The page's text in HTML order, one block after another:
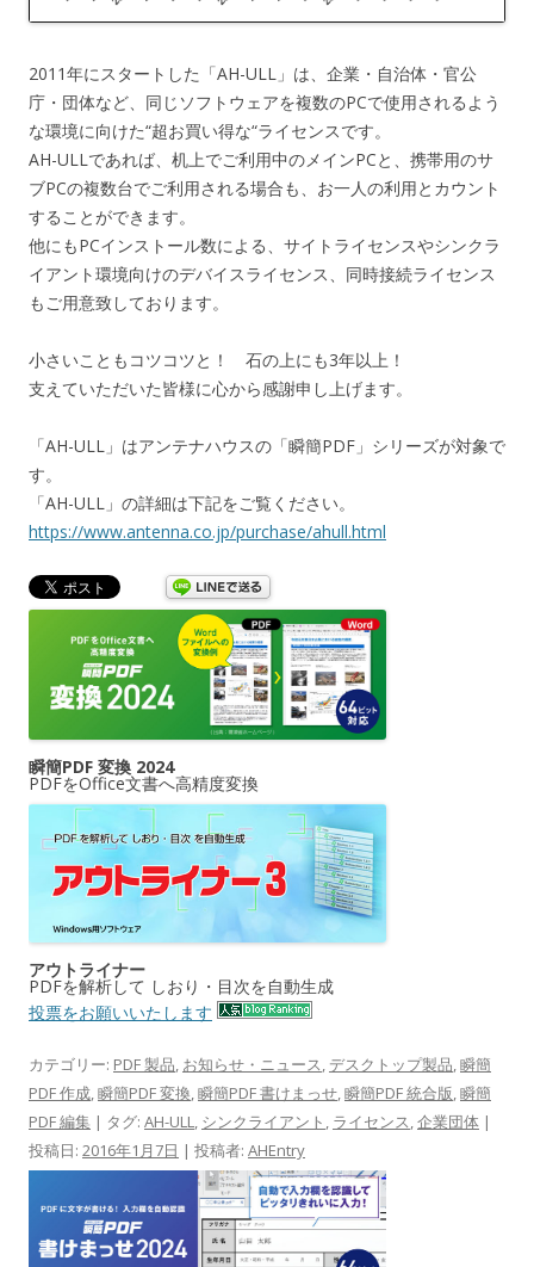
2011年にスタートした「AH-ULL」は、企業・自治体・官公
庁・団体など、同じソフトウェアを複数のPCで使用されるよう
な環境に向けた“超お買い得な“ライセンスです。
AH-ULLであれば、机上でご利用中のメインPCと、携帯用のサ
ブPCの複数台でご利用される場合も、お一人の利用とカウント
することができます。
他にもPCインストール数による、サイトライセンスやシンクラ
イアント環境向けのデバイスライセンス、同時接続ライセンス
もご用意致しております。
小さいこともコツコツと！ 石の上にも3年以上！
支えていただいた皆様に心から感謝申し上げます。
「AH-ULL」はアンテナハウスの「瞬簡PDF」シリーズが対象で
す。
「AH-ULL」の詳細は下記をご覧ください。
https://www.antenna.co.jp/purchase/ahull.html
瞬簡PDF 変換 2024
PDFをOffice文書へ高精度変換
アウトライナー
PDFを解析して しおり・目次を自動生成
投票をお願いいたします
カテゴリー: PDF 製品, お知らせ・ニュース, デスクトップ製品,瞬簡
PDF 作成,瞬簡PDF 変換,瞬簡PDF 書けまっせ,瞬簡PDF 統合版,瞬簡
PDF 編集 | タグ: AH-ULL, シンクライアント , ライセンス,企業団体 |
投稿日: 2016年1月7日 | 投稿者: AHEntry